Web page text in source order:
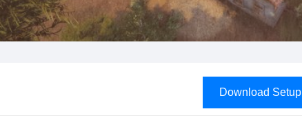
Download Setup